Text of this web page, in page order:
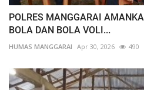
POLRES MANGGARAI
BOLA DAN BOLA VOLI...
HUMAS MANGGARAI Apr 30, 2026 490